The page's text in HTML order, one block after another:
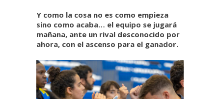
Y como la cosa no es como empieza
sino como acaba… el equipo se jugará
mañana, ante un rival desconocido por
ahora, con el ascenso para el ganador.